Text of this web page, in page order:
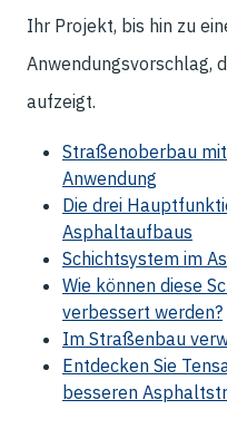
Ihr Projekt, bis hin zu
Anwendungsvorschlag,
aufzeigt.
Straßenoberbau
Anwendung
Die drei
Asphaltaufbaus
Schichtsystem im
Wie können diese
verbessert werden?
Im Straßenbau
Entdecken Sie
besseren